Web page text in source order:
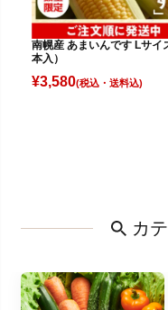
南幌産 あまいんです Lサイズ（8
本入）
¥3,580(税込)
カ